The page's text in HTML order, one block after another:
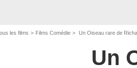
les films Films Comédie Un Oiseau rare de
Un